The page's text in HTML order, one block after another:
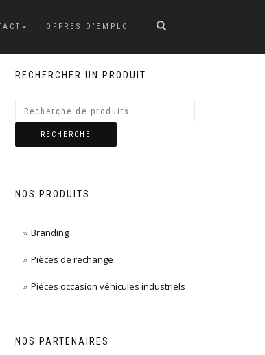
OFFRES D’EMPLOI
RECHERCHER UN PRODUIT
RECHERCHE
NOS PRODUITS
Branding
Pièces de rechange
Pièces occasion véhicules industriels
NOS PARTENAIRES